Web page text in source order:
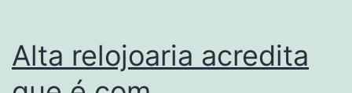
Alta relojoaria acredita